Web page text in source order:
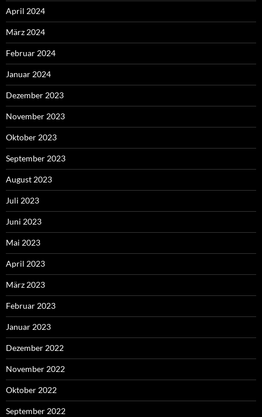
April 2024
März 2024
Februar 2024
Januar 2024
Dezember 2023
November 2023
Oktober 2023
September 2023
August 2023
Juli 2023
Juni 2023
Mai 2023
April 2023
März 2023
Februar 2023
Januar 2023
Dezember 2022
November 2022
Oktober 2022
September 2022